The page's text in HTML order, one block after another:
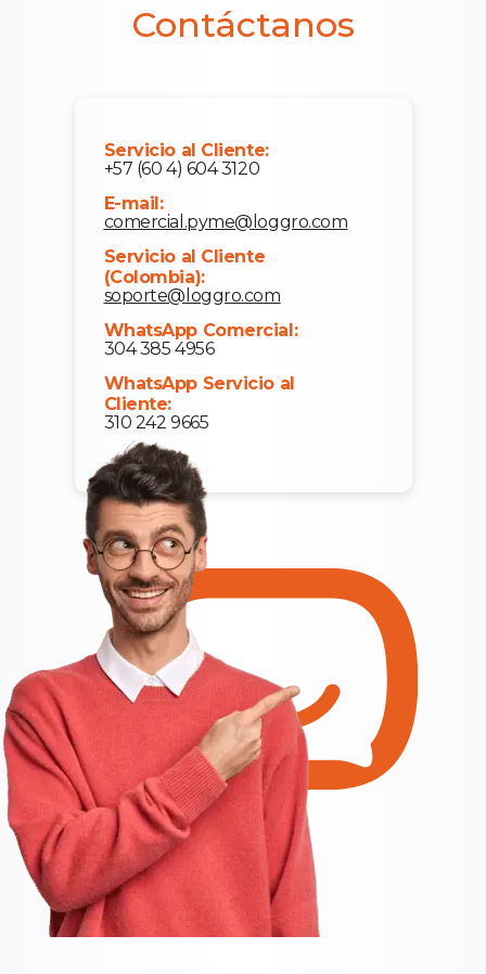
Contáctanos
Servicio al Cliente:
+57 (60 4) 604 3120
E-mail:
comercial.pyme@loggro.com
Servicio al Cliente
(Colombia):
soporte@loggro.com
WhatsApp Comercial:
304 385 4956
WhatsApp Servicio al
Cliente:
310 242 9665